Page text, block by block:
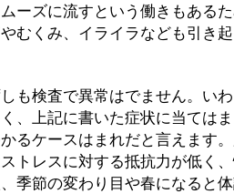
ーズに流すという働きもある
むくみ、イライラなども引き
も検査で異常はでません。い
、上記に書いた症状に当ては
るケースはまれだと言えます
トレスに対する抵抗力が低く
季節の変わり目や春になると